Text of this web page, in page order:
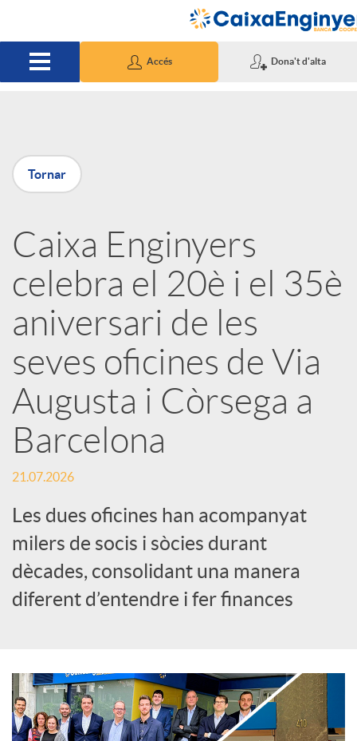
Accés Dona't d'alta
P
u
b
l
i
c
a
d
o
r
e
Tornar
Caixa Enginyers
celebra el 20è i el 35è
aniversari de les
seves oficines de Via
Augusta i Còrsega a
Barcelona
21.07.2026
Les dues oficines han acompanyat
milers de socis i sòcies durant
dècades, consolidant una manera
diferent d’entendre i fer finances